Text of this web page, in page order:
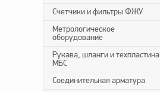
Счетчики и фильтры ФЖУ
Метрологическое
оборудование
Рукава, шланги и техпластина
МБС
Соединительная арматура